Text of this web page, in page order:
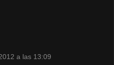
a las 13:09